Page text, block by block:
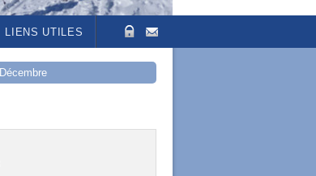
LIENS UTILES
Décembre